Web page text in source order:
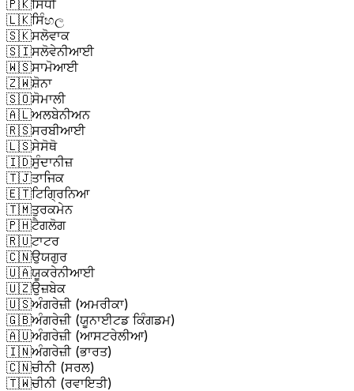
🇵🇰ਸਿੰਧੀ
🇱🇰ਸਿੰහල
🇸🇰ਸਲੋਵਾਕ
🇸🇮ਸਲੋਵੇਨੀਆਈ
🇼🇸ਸਾਮੋਆਈ
🇿🇼ਸ਼ੋਨਾ
🇸🇴ਸੋਮਾਲੀ
🇦🇱ਅਲਬੇਨੀਅਨ
🇷🇸ਸਰਬੀਆਈ
🇱🇸ਸੇਸੋਥੋ
🇮🇩ਸੁੰਦਾਨੀਜ਼
🇹🇯ਤਾਜਿਕ
🇪🇹ਟਿਗ੍ਰਿਨਿਆ
🇹🇲ਤੁਰਕਮੇਨ
🇵🇭ਟੈਗਲੋਗ
🇷🇺ਟਾਟਰ
🇨🇳ਉਯਗੁਰ
🇺🇦ਯੂਕਰੇਨੀਆਈ
🇺🇿ਉਜ਼ਬੇਕ
🇺🇸ਅੰਗਰੇਜ਼ੀ (ਅਮਰੀਕਾ)
🇬🇧ਅੰਗਰੇਜ਼ੀ (ਯੂਨਾਈਟਡ ਕਿੰਗਡਮ)
🇦🇺ਅੰਗਰੇਜ਼ੀ (ਆਸਟਰੇਲੀਆ)
🇮🇳ਅੰਗਰੇਜ਼ੀ (ਭਾਰਤ)
🇨🇳ਚੀਨੀ (ਸਰਲ)
🇹🇼ਚੀਨੀ (ਰਵਾਇਤੀ)